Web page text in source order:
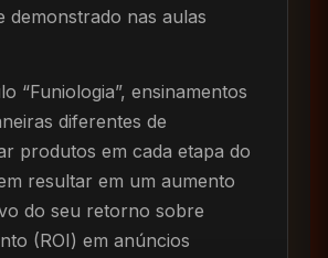
demonstrado nas aulas
“Funiologia”, ensinamentos
diferentes de
produtos em cada etapa do
resultar em um aumento
do seu retorno sobre
(ROI) em anúncios